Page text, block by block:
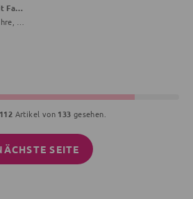
LEGO® Rettungswagen mit Fahrer
112 Artikel von 133 gesehen.
SEITE